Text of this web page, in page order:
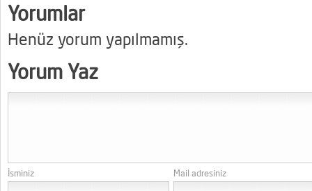
Yorumlar
Henüz yorum yapılmamış.
Yorum Yaz
İsminiz Mail adresiniz